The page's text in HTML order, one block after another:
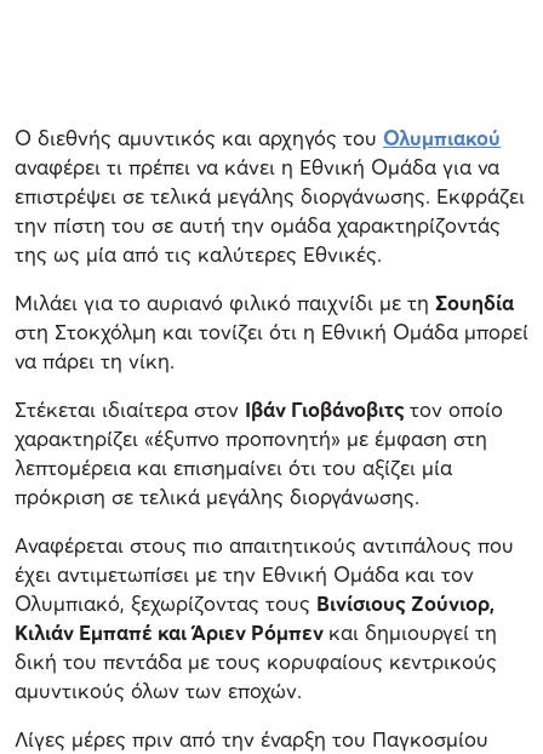
Ο διεθνής αμυντικός και αρχηγός του Ολυμπιακού
αναφέρει τι πρέπει να κάνει η Εθνική Ομάδα για να
επιστρέψει σε τελικά μεγάλης διοργάνωσης. Εκφράζει
την πίστη του σε αυτή την ομάδα χαρακτηρίζοντάς
της ως μία από τις καλύτερες Εθνικές.
Μιλάει για το αυριανό φιλικό παιχνίδι με τη Σουηδία
στη Στοκχόλμη και τονίζει ότι η Εθνική Ομάδα μπορεί
να πάρει τη νίκη.
Στέκεται ιδιαίτερα στον Ιβάν Γιοβάνοβιτςτον οποίο
χαρακτηρίζει «έξυπνο προπονητή» με έμφαση στη
λεπτομέρεια και επισημαίνει ότι του αξίζει μία
πρόκριση σε τελικά μεγάλης διοργάνωσης.
Αναφέρεται στους πιο απαιτητικούς αντιπάλους που
έχει αντιμετωπίσει με την Εθνική Ομάδα και τον
Ολυμπιακό, ξεχωρίζοντας τους Βινίσιους Ζούνιορ,
Κιλιάν Εμπαπέ και Άριεν Ρόμπεν και δημιουργεί τη
δική του πεντάδα με τους κορυφαίους κεντρικούς
αμυντικούς όλων των εποχών.
Λίγες μέρες πριν από την έναρξη του Παγκοσμίου